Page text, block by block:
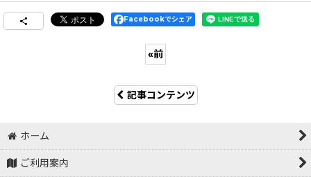
Facebookでシェア
«前
記事コンテンツ
ホーム
ご利用案内